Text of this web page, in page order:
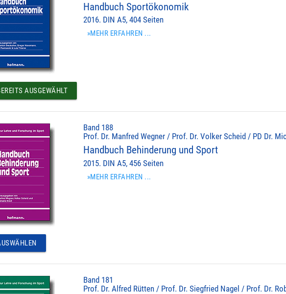
Handbuch Sportökonomik
2016. DIN A5, 404 Seiten
»MEHR ERFAHREN ...
AUSGEWÄHLT
Band 188
Prof. Dr. Manfred Wegner / Prof. Dr. Volker Scheid / PD Dr.
Handbuch Behinderung und Sport
2015. DIN A5, 456 Seiten
»MEHR ERFAHREN ...
Band 181
Prof. Dr. Alfred Rütten / Prof. Dr. Siegfried Nagel / Prof. Dr.